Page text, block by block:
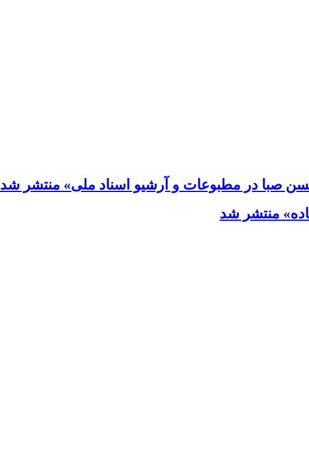
صبا در مطبوعات و آرشیو اسناد ملی» منتشر شد
منتشر شد